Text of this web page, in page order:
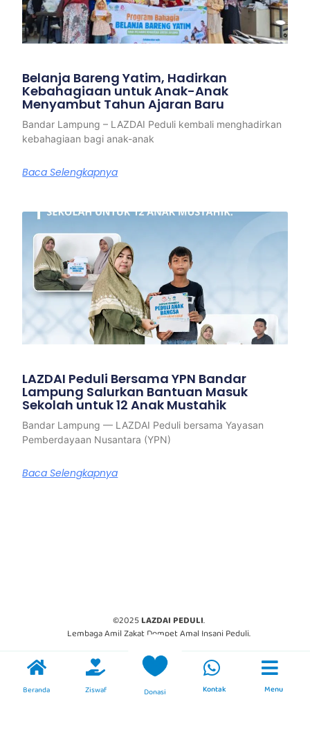
Belanja Bareng Yatim, Hadirkan
Kebahagiaan untuk Anak-Anak
Menyambut Tahun Ajaran Baru
Bandar Lampung – LAZDAI Peduli kembali menghadirkan
kebahagiaan bagi anak-anak
Baca Selengkapnya
LAZDAI Peduli Bersama YPN Bandar
Lampung Salurkan Bantuan Masuk
Sekolah untuk 12 Anak Mustahik
Bandar Lampung — LAZDAI Peduli bersama Yayasan
Pemberdayaan Nusantara (YPN)
Baca Selengkapnya
©2025LAZDAI PEDULI.
Lembaga Amil Zakat Dompet Amal Insani Peduli.
Beranda Ziswaf Donasi Kontak Menu